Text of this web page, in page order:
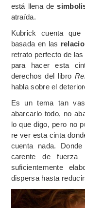
está llena de
atraída.
Kubrick cuenta
basada en las
retrato perfecto de
para hacer esta
derechos del libro
habla sobre el
Es un tema tan
abarcarlo todo, no
lo que digo, pero no
re ver esta cinta
cuenta nada.
carente de fuerza
suficientemente
dispersa hasta